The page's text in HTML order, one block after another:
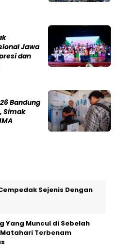
Jawa
dan
Bandung
Simak
Sejenis Dengan
Yang Muncul di Sebelah
Terbenam